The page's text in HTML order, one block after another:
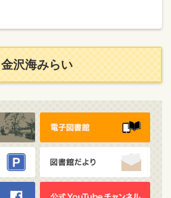
金沢海みらい